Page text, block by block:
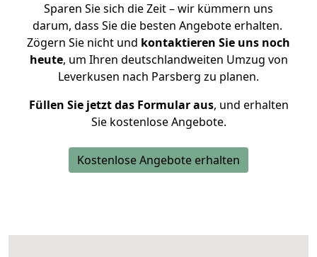
Sparen Sie sich die Zeit – wir kümmern uns
darum, dass Sie die besten Angebote erhalten.
Zögern Sie nicht und kontaktieren Sie uns noch
heute, um Ihren deutschlandweiten Umzug von
Leverkusen nach Parsberg zu planen.
Füllen Sie jetzt das Formular aus, und erhalten
Sie kostenlose Angebote.
Kostenlose Angebote erhalten